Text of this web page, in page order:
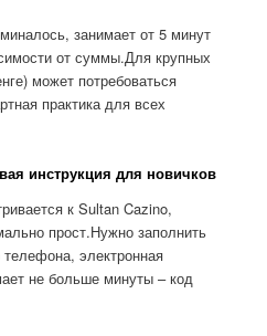
занимает от 5 минут
от суммы.Для крупных
может потребоваться
практика для всех
инструкция для новичков
к Sultan Cazino,
прост.Нужно заполнить
электронная
не больше минуты – код